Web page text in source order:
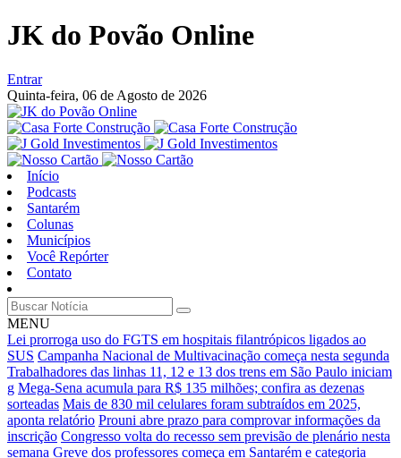
JK do Povão Online
Entrar
Quinta-feira, 06 de Agosto de 2026
Início
Podcasts
Santarém
Colunas
Municípios
Você Repórter
Contato
MENU
Lei prorroga uso do FGTS em hospitais filantrópicos ligados ao
SUS Campanha Nacional de Multivacinação começa nesta segunda
Trabalhadores das linhas 11, 12 e 13 dos trens em São Paulo iniciam
g Mega-Sena acumula para R$ 135 milhões; confira as dezenas
sorteadas Mais de 830 mil celulares foram subtraídos em 2025,
aponta relatório Prouni abre prazo para comprovar informações da
inscrição Congresso volta do recesso sem previsão de plenário nesta
semana Greve dos professores começa em Santarém e categoria